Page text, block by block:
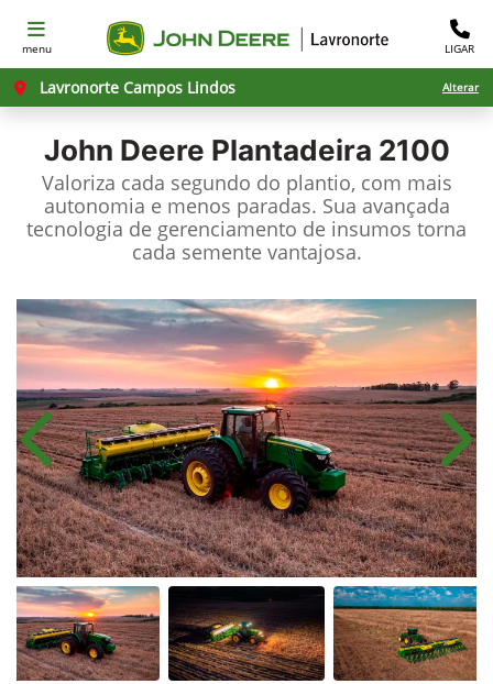
menu LIGAR
Lavronorte Campos Lindos Alterar
John Deere Plantadeira 2100
Valoriza cada segundo do plantio, com mais
autonomia e menos paradas. Sua avançada
tecnologia de gerenciamento de insumos torna
cada semente vantajosa.
Anterior